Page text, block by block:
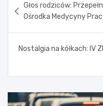
wpisu
Głos rodziców:
Ośrodka Medycyny
Nostalgia na kółkach: IV